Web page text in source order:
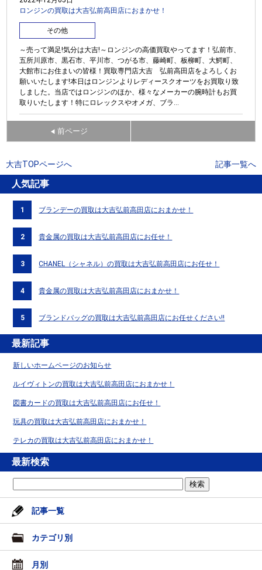
ロンジンの買取は大吉弘前高田店におまかせ！
その他
～売って満足!気分は大吉!～ロンジンの高価買取やってます！弘前市、
五所川原市、黒石市、平川市、つがる市、藤崎町、板柳町、大鰐町、
大館市にお住まいの皆様！買取専門店大吉 弘前高田店をよろしくお
願いいたします!本日はロンジンよりレディースクオーツをお買取り致
しました。当店ではロンジンのほか、様々なメーカーの腕時計もお買
取りいたします！特にロレックスやオメガ、ブラ...
◀ 前ページ
大吉TOPページへ 記事一覧へ
人気記事
1 ブランデーの買取は大吉弘前高田店におまかせ！
2 貴金属の買取は大吉弘前高田店にお任せ！
3 CHANEL（シャネル）の買取は大吉弘前高田店にお任せ！
4 貴金属の買取は大吉弘前高田店におまかせ！
5 ブランドバッグの買取は大吉弘前高田店にお任せください!!
最新記事
新しいホームページのお知らせ
ルイヴィトンの買取は大吉弘前高田店におまかせ！
図書カードの買取は大吉弘前高田店にお任せ！
玩具の買取は大吉弘前高田店におまかせ！
テレカの買取は大吉弘前高田店におまかせ！
最新検索
記事一覧
カテゴリ別
月別